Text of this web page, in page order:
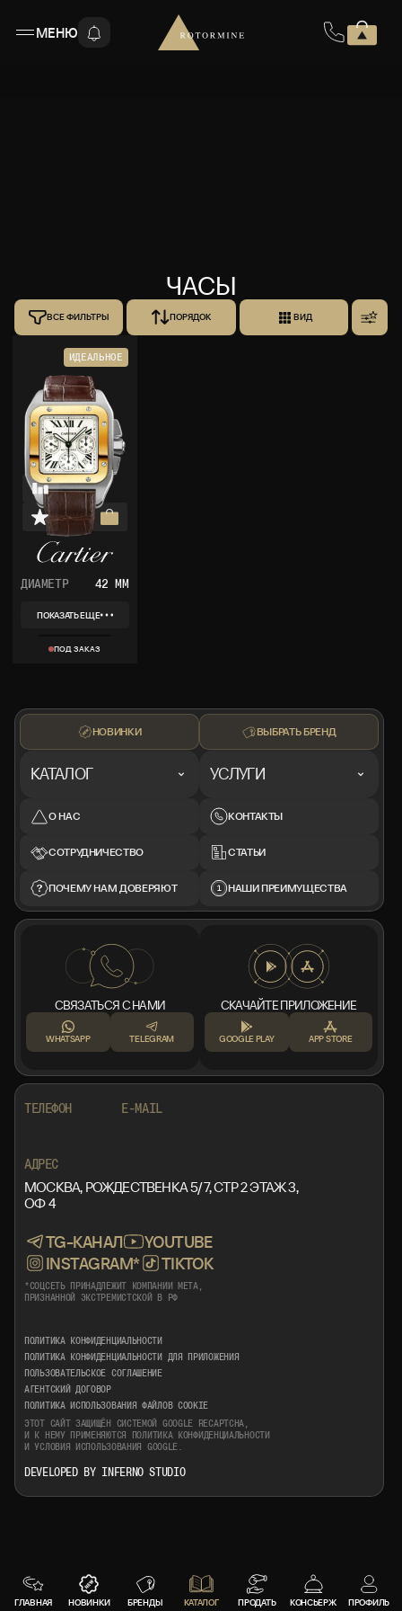
ГЛАВНАЯ НОВИНКИ БРЕНДЫ КАТАЛОГ ПРОДАТЬ КОНСЬЕРЖ ПРОФИЛЬ
МЕНЮ
ЧАСЫ
ВСЕ ФИЛЬТРЫ ПОРЯДОК ВИД
ИДЕАЛЬНОЕ
ДИАМЕТР 42 ММ
ПОКАЗАТЬ ЕЩЕ
W20091X7
КОЛЛЕКЦИЯ
ЗОЛОТО
КОМПЛЕКТ
КОРОБКА, ДОКУМЕНТЫ
ПОД ЗАКАЗ
НОВИНКИ
КАТАЛОГ
О НАС
СОТРУДНИЧЕСТВО
ПОЧЕМУ НАМ ДОВЕРЯЮТ
ВЫБРАТЬ БРЕНД
УСЛУГИ
КОНТАКТЫ
СТАТЬИ
НАШИ ПРЕИМУЩЕСТВА
СВЯЗАТЬСЯ С НАМИ
WHATSAPP TELEGRAM
СКАЧАЙТЕ ПРИЛОЖЕНИЕ
GOOGLE PLAY APP STORE
ТЕЛЕФОН E-MAIL
АДРЕС
МОСКВА, РОЖДЕСТВЕНКА 5/7, СТР 2 ЭТАЖ 3,
ОФ 4
TG-КАНАЛ
YOUTUBE
INSTAGRAM*
TIKTOK
*СОЦСЕТЬ ПРИНАДЛЕЖИТ КОМПАНИИ META,
ПРИЗНАННОЙ ЭКСТРЕМИСТСКОЙ В РФ
ПОЛИТИКА КОНФИДЕНЦИАЛЬНОСТИ
ПОЛИТИКА КОНФИДЕНЦИАЛЬНОСТИ ДЛЯ ПРИЛОЖЕНИЯ
ПОЛЬЗОВАТЕЛЬСКОЕ СОГЛАШЕНИЕ
АГЕНТСКИЙ ДОГОВОР
ПОЛИТИКА ИСПОЛЬЗОВАНИЯ ФАЙЛОВ COOKIE
ЭТОТ САЙТ ЗАЩИЩЁН СИСТЕМОЙ GOOGLE RECAPTCHA,
И К НЕМУ ПРИМЕНЯЮТСЯ
ПОЛИТИКА КОНФИДЕНЦИАЛЬНОСТИ
И УСЛОВИЯ ИСПОЛЬЗОВАНИЯ GOOGLE.
DEVELOPED BY INFERNO STUDIO